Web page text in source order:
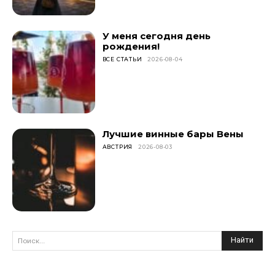
У меня сегодня день
рождения!
ВСЕ СТАТЬИ 2026-08-04
Лучшие винные бары Вены
АВСТРИЯ 2026-08-03
Поиск... Найти